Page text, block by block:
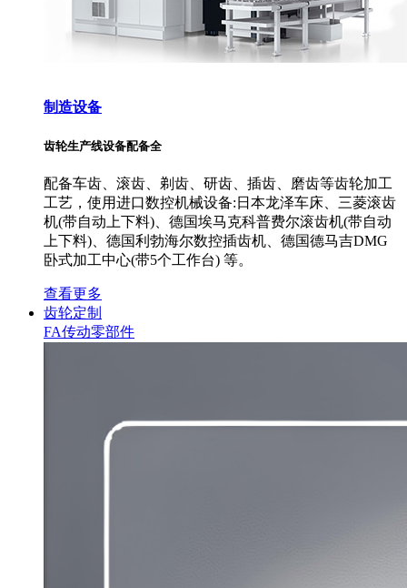
制造设备
齿轮生产线设备配备全
配备车齿、滚齿、剃齿、研齿、插齿、磨齿等齿轮加工
工艺，使用进口数控机械设备:日本龙泽车床、三菱滚齿
机(带自动上下料)、德国埃马克科普费尔滚齿机(带自动
上下料)、德国利勃海尔数控插齿机、德国德马吉DMG
卧式加工中心(带5个工作台) 等。
查看更多
齿轮定制
FA传动零部件